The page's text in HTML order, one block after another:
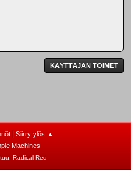
KÄYTTÄJÄN TOIMET
| Siirry ylös ▲
Machines
Radical Red